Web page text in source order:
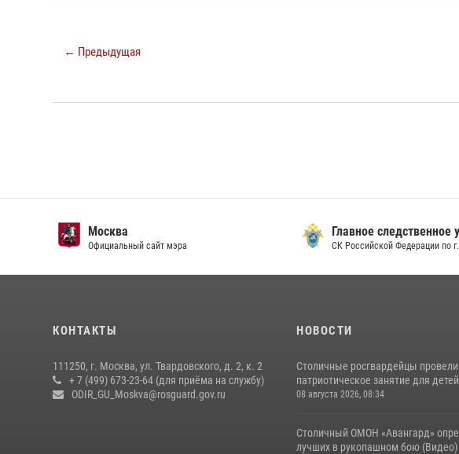
← Предыдущая
Москва
Официальный сайт мэра
Главное следственное
СК Российской Федерации по г.
КОНТАКТЫ
111250, г. Москва, ул. Твардовского, д. 2, к. 2
+ 7 (499) 673-23-64 (для приёма на службу)
ODIR_GU_Moskva@rosguard.gov.ru
НОВОСТИ
Столичные росгвардейцы провели
патриотическое занятие для
08 августа 2026, 08:34
Столичный ОМОН «Авангард»
лучших в рукопашном бою (Видео)